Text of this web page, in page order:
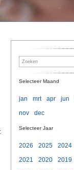
:
Selecteer Maand
jan mrt apr jun
nov
dec
Selecteer Jaar
2026 2025 2024
2021
2020 2019